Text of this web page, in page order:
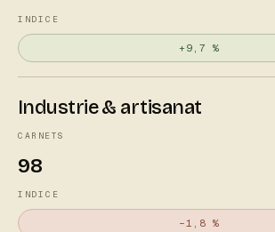
INDICE
+9,7 %
Industrie & artisanat
CARNETS
98
INDICE
−1,8 %